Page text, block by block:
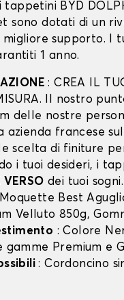
tappetini BYD
sono dotati di un
supporto. I
1 anno.
: CREA IL
Il nostro
delle nostre
azienda francese
scelta di finiture
i tuoi desideri, i
VERSO dei tuoi sogni.
Best
Velluto 850g,
: Colore
gamme Premium e
: Cordoncino